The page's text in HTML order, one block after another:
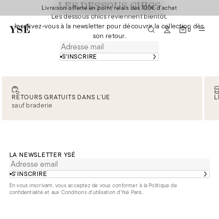
Livraison offerte en point relais dès 100€ d'achat
0
LES DESSOUS CHICS
Les dessous chics reviennent bientôt.
Inscrivez-vous à la newsletter pour découvrir la collection dès
son retour.
S'INSCRIRE
RETOURS GRATUITS DANS L’UE
sauf braderie
LA NEWSLETTER YSÉ
S’INSCRIRE
En vous inscrivant, vous acceptez de vous conformer à la Politique de
confidentialitéet aux Conditions d'utilisation d’Ysé Paris.